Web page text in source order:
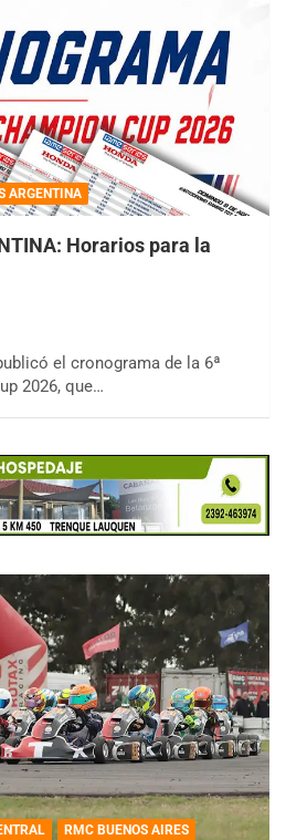
ARGENTINA
Horarios para la
el cronograma de la 6ª
2026, que…
RMC BUENOS AIRES